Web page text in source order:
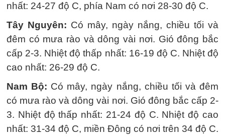
nhất: 24-27 độ C, phía Nam có nơi 28-30 độ C.
Tây Nguyên: Có mây, ngày nắng, chiều tối và
đêm có mưa rào và dông vài nơi. Gió đông bắc
cấp 2-3. Nhiệt độ thấp nhất: 16-19 độ C. Nhiệt độ
cao nhất: 26-29 độ C.
Nam Bộ: Có mây, ngày nắng, chiều tối và đêm
có mưa rào và dông vài nơi. Gió đông bắc cấp 2-
3. Nhiệt độ thấp nhất: 21-24 độ C. Nhiệt độ cao
nhất: 31-34 độ C, miền Đông có nơi trên 34 độ C.